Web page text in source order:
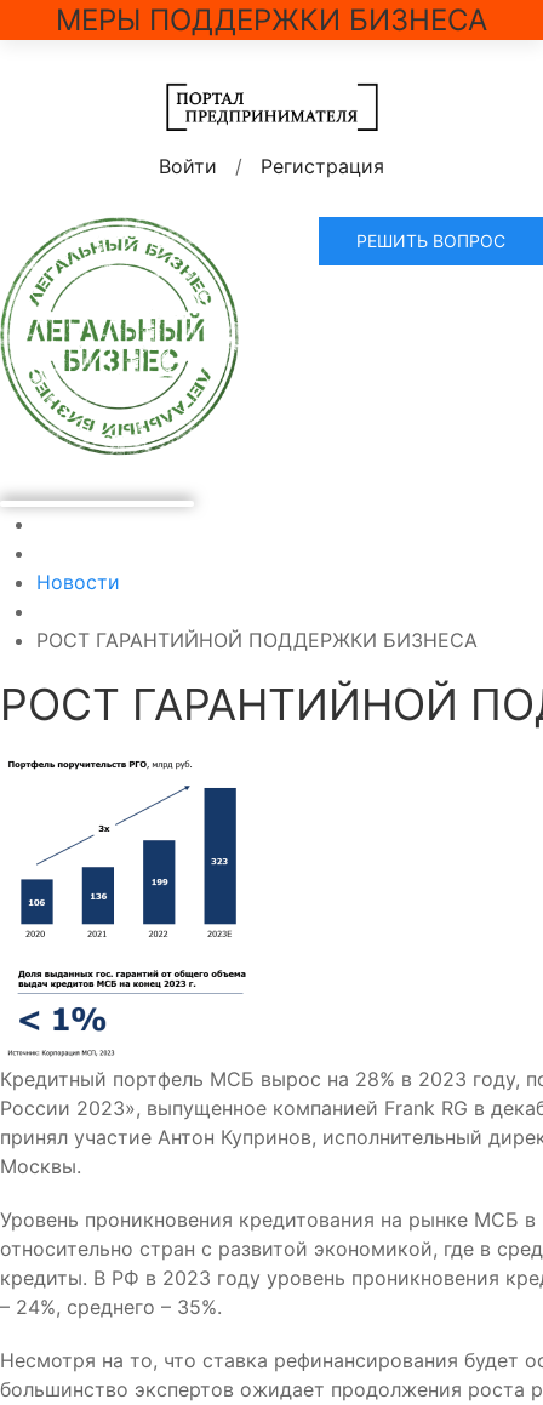
МЕРЫ ПОДДЕРЖКИ БИЗНЕСА
Войти / Регистрация
РЕШИТЬ ВОПРОС
Новости
РОСТ ГАРАНТИЙНОЙ ПОДДЕРЖКИ БИЗНЕСА
РОСТ ГАРАНТИЙНОЙ
Кредитный портфель МСБ вырос на 28% в 2023 году,
России 2023», выпущенное компанией Frank RG в
принял участие Антон Купринов, исполнительный
Москвы.
Уровень проникновения кредитования на рынке МСБ
относительно стран с развитой экономикой, где в
кредиты. В РФ в 2023 году уровень проникновения
– 24%, среднего – 35%.
Несмотря на то, что ставка рефинансирования будет
большинство экспертов ожидает продолжения роста